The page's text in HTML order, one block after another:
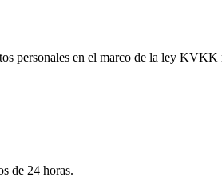
personales en el marco de la ley KVKK
de 24 horas.